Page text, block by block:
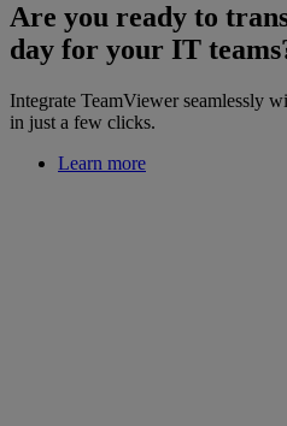
Are you ready to
day for your IT
Integrate TeamViewer seamlessly
in just a few clicks.
Learn more